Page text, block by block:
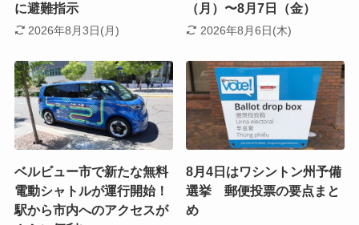
に避難指示
2026年8月3日(月)
（月）〜8月7日（金）
2026年8月6日(木)
ベルビュー市で新たな無料
電動シャトルが運行開始！
駅から市内へのアクセスが
8月4日はワシントン州予備
選挙 郵便投票の要点まと
め